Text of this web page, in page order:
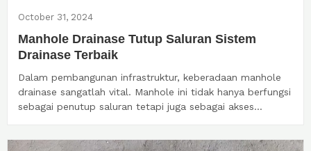
October 31, 2024
Manhole Drainase Tutup Saluran Sistem
Drainase Terbaik
Dalam pembangunan infrastruktur, keberadaan manhole
drainase sangatlah vital. Manhole ini tidak hanya berfungsi
sebagai penutup saluran tetapi juga sebagai akses...